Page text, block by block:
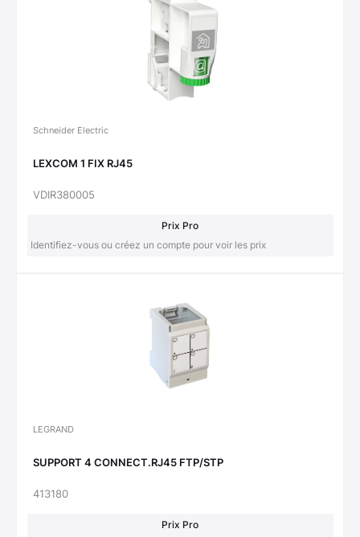
Schneider Electric
LEXCOM 1 FIX RJ45
VDIR380005
Prix Pro
Identifiez-vous ou créez un compte pour voir les prix
LEGRAND
SUPPORT 4 CONNECT.RJ45 FTP/STP
413180
Prix Pro